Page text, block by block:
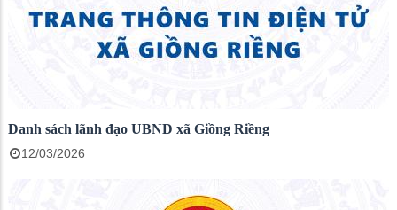
Danh sách lãnh đạo UBND xã Giồng Riềng
12/03/2026